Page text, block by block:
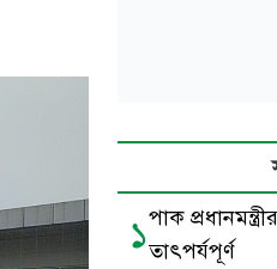
১পাক
তাৎপর্যপূর্ণ